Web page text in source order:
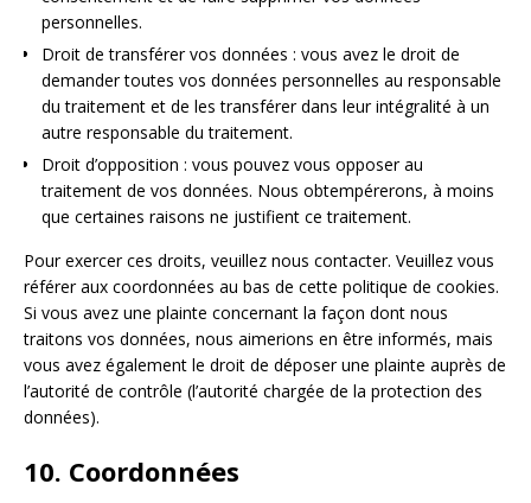
personnelles.
Droit de transférer vos données : vous avez le droit de
demander toutes vos données personnelles au responsable
du traitement et de les transférer dans leur intégralité à un
autre responsable du traitement.
Droit d’opposition : vous pouvez vous opposer au
traitement de vos données. Nous obtempérerons, à moins
que certaines raisons ne justifient ce traitement.
Pour exercer ces droits, veuillez nous contacter. Veuillez vous
référer aux coordonnées au bas de cette politique de cookies.
Si vous avez une plainte concernant la façon dont nous
traitons vos données, nous aimerions en être informés, mais
vous avez également le droit de déposer une plainte auprès de
l’autorité de contrôle (l’autorité chargée de la protection des
données).
10. Coordonnées